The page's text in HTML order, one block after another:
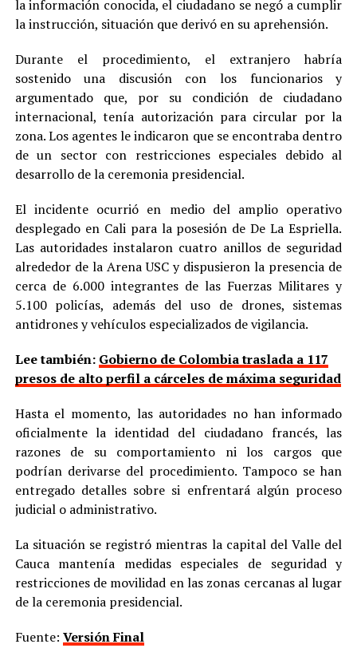
la información conocida, el ciudadano se negó a cumplir
la instrucción, situación que derivó en su aprehensión.
Durante el procedimiento, el extranjero habría
sostenido una discusión con los funcionarios y
argumentado que, por su condición de ciudadano
internacional, tenía autorización para circular por la
zona. Los agentes le indicaron que se encontraba dentro
de un sector con restricciones especiales debido al
desarrollo de la ceremonia presidencial.
El incidente ocurrió en medio del amplio operativo
desplegado en Cali para la posesión de De La Espriella.
Las autoridades instalaron cuatro anillos de seguridad
alrededor de la Arena USC y dispusieron la presencia de
cerca de 6.000 integrantes de las Fuerzas Militares y
5.100 policías, además del uso de drones, sistemas
antidrones y vehículos especializados de vigilancia.
Lee también: Gobierno de Colombia traslada a 117
presos de alto perfil a cárceles de máxima seguridad
Hasta el momento, las autoridades no han informado
oficialmente la identidad del ciudadano francés, las
razones de su comportamiento ni los cargos que
podrían derivarse del procedimiento. Tampoco se han
entregado detalles sobre si enfrentará algún proceso
judicial o administrativo.
La situación se registró mientras la capital del Valle del
Cauca mantenía medidas especiales de seguridad y
restricciones de movilidad en las zonas cercanas al lugar
de la ceremonia presidencial.
Fuente: Versión Final